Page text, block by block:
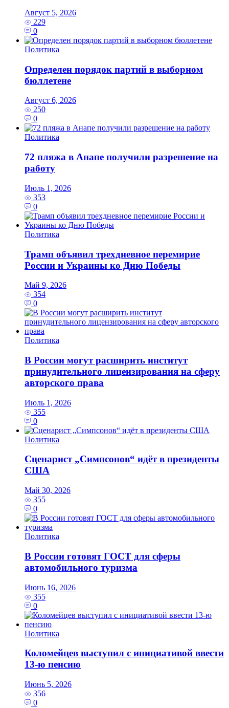
Август 5, 2026
229
0
Политика
Определен порядок партий в выборном
бюллетене
Август 6, 2026
250
0
Политика
72 пляжа в Анапе получили разрешение на
работу
Июль 1, 2026
353
0
Политика
Трамп объявил трехдневное перемирие
России и Украины ко Дню Победы
Май 9, 2026
354
0
Политика
В России могут расширить институт
принудительного лицензирования на сферу
авторского права
Июль 1, 2026
355
0
Политика
Сценарист „Симпсонов“ идёт в президенты
США
Май 30, 2026
355
0
Политика
В России готовят ГОСТ для сферы
автомобильного туризма
Июнь 16, 2026
355
0
Политика
Коломейцев выступил с инициативой ввести
13‑ю пенсию
Июнь 5, 2026
356
0